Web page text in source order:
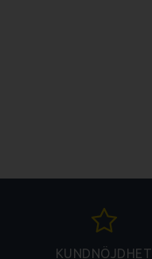
KUNDNÖJDHET